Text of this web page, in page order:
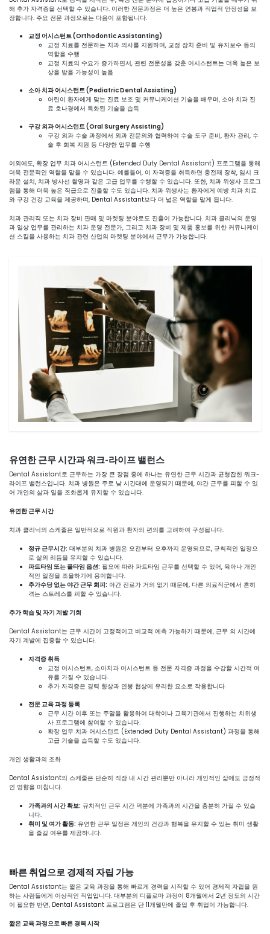
해 추가 자격증을 선택할 수 있습니다. 이러한 전문과정은 더 높은 연봉과 직업적 안정성을 보
장합니다. 주요 전문 과정으로는 다음이 포함됩니다.
교정 어시스턴트 (Orthodontic Assistanting)
교정 치료를 전문하는 치과 의사를 지원하며, 교정 장치 준비 및 유지보수 등의
역할을 수행
교정 치료의 수요가 증가하면서, 관련 전문성을 갖춘 어시스턴트는 더욱 높은 보
상을 받을 가능성이 높음
소아 치과 어시스턴트 (Pediatric Dental Assisting)
어린이 환자에게 맞는 진료 보조 및 커뮤니케이션 기술을 배우며, 소아 치과 진
료 호나경에서 특화된 기술을 습득
구강 외과 어시스턴트 (Oral Surgery Assisting)
구강 외과 수술 과정에서 외과 전문의와 협력하여 수술 도구 준비, 환자 관리, 수
술 후 회복 지원 등 다양한 업무를 수행
이외에도, 확장 업무 치과 어시스턴트 (Extended Duty Dental Assistant) 프로그램을 통해
더욱 전문적인 역할을 맡을 수 있습니다. 예를들어, 이 자격증을 취득하면 충전재 장착, 임시 크
라운 설치, 치과 방사선 촬영과 같은 고급 업무를 수행할 수 있습니다. 또한, 치과 위생사 프로그
램을 통해 더욱 높은 직급으로 진출할 수도 있습니다. 치과 위생사는 환자에게 예방 치과 치료
와 구강 건강 교육을 제공하며, Dental Assistant보다 더 넓은 역할을 맡게 됩니다.
치과 관리직 또는 치과 장비 판매 및 마켓팅 분야로도 진출이 가능합니다. 치과 클리닉의 운영
과 일상 업무를 관리하는 치과 운영 전문가, 그리고 치과 장비 및 제품 홍보를 위한 커뮤니케이
션 스킬을 사용하는 치과 관련 산업의 마켓팅 분야에서 근무가 가능합니다.
유연한 근무 시간과 워크-라이프 밸런스
Dental Assistant로 근무하는 가장 큰 장점 중에 하나는 유연한 근무 시간과 균형잡힌 워크-
라이프 밸런스입니다. 치과 병원은 주로 낮 시간대에 운영되기 때문에, 야간 근무를 피할 수 있
어 개인의 삶과 일을 조화롭게 유지할 수 있습니다.
유연한 근무 시간
치과 클리닉의 스케줄은 일반적으로 직원과 환자의 편의를 고려하여 구성됩니다.
정규 근무시간: 대부분의 치과 병원은 오전부터 오후까지 운영되므로, 규칙적인 일정으
로 삶의 리듬을 유지할 수 있습니다.
파트타임 또는 풀타임 옵션: 필요에 따라 파트타임 근무를 선택할 수 있어, 육아나 개인
적인 일정을 조율하기에 용이합니다.
추가수당 없는 야간 근무 회피: 야간 진료가 거의 없기 때문에, 다른 의료직군에서 흔히
겪는 스트레스를 피할 수 있습니다.
추가 학습 및 자기 계발 기회
Dental Assistant는 근무 시간이 고정적이고 비교적 예측 가능하기 때문에, 근무 외 시간에
자기 계발에 집중할 수 있습니다.
자격증 취득
교정 어시스턴트, 소아치과 어시스턴트 등 전문 자격증 과정을 수강할 시간적 여
유를 가질 수 있습니다.
추가 자격증은 경력 향상과 연봉 협상에 유리한 요소로 작용합니다.
전문 교육 과정 등록
근무 시간 이후 또는 주말을 활용하여 대학이나 교육기관에서 진행하는 치위생
사 프로그램에 참여할 수 있습니다.
확장 업무 치과 어시스턴트 (Extended Duty Dental Assistant) 과정을 통해
고급 기술을 습득할 수도 있습니다.
개인 생활과의 조화
Dental Assistant의 스케줄은 단순히 직장 내 시간 관리뿐만 아니라 개인적인 삶에도 긍정적
인 영향을 미칩니다.
가족과의 시간 확보: 규치적인 근무 시간 덕분에 가족과의 시간을 충분히 가질 수 있습
니다.
취미 및 여가 활동: 유연한 근무 일정은 개인의 건강과 행복을 유지할 수 있는 취미 생활
을 즐길 여유를 제공하니다.
빠른 취업으로 경제적 자립 가능
Dental Assistant는 짧은 교육 과정을 통해 빠르게 경력을 시작할 수 있어 경제적 자립을 원
하는 사람들에게 이상적인 직업입니다. 대부분의 디플로마 과정이 8개월에서 2년 정도의 시간
이 필요한 반면, Dental Assistant 프로그램은 단 11개월만에 졸업 후 취업이 가능합니다.
짧은 교육 과정으로 빠른 경력 시작